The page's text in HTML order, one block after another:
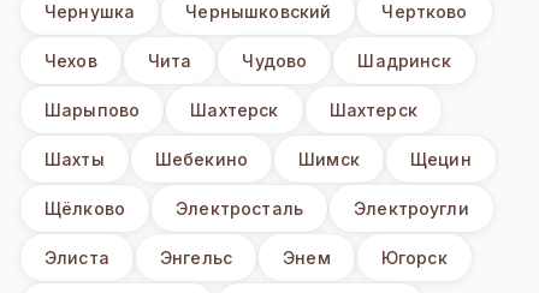
Чернушка Чернышковский Чертково
Чехов Чита Чудово Шадринск
Шарыпово Шахтерск Шахтерск
Шахты Шебекино Шимск Щецин
Щёлково Электросталь Электроугли
Элиста Энгельс Энем Югорск